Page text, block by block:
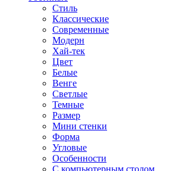
Стиль
Классические
Современные
Модерн
Хай-тек
Цвет
Белые
Венге
Светлые
Темные
Размер
Мини стенки
Форма
Угловые
Особенности
С компьютерным столом